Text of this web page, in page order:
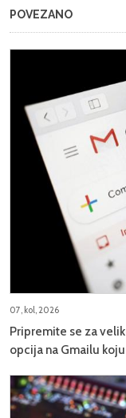
POVEZANO
07, kol, 2026
Pripremite se za
opcija na Gmailu